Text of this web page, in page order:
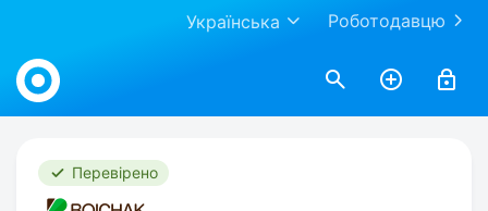
Роботодавцю
Українська
Work.ua
Перевірено